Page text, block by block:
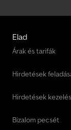
Elad
Árak és tarifák
Hirdetések
Hirdetések
Bizalom pecsét